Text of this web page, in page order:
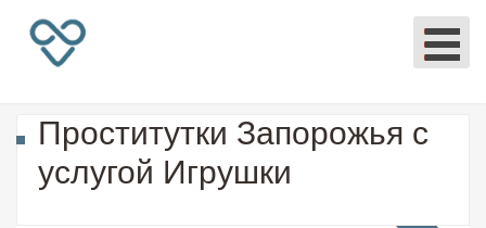
Проститутки Запорожья с
услугой Игрушки